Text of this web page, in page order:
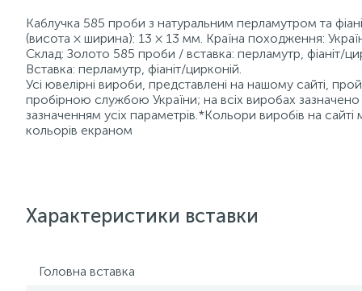
Каблучка 585 проби з натуральним перламутром та
(висота × ширина): 13 × 13 мм. Країна походження:
Склад: Золото 585 проби / вставка: перламутр, фіаніт/
Вставка: перламутр, фіаніт/цирконій.
Усі ювелірні вироби, представлені на нашому сайті,
пробірною службою України; на всіх виробах
зазначенням усіх параметрів.*Кольори виробів на
кольорів екраном
Характеристики вставки
Головна вставка